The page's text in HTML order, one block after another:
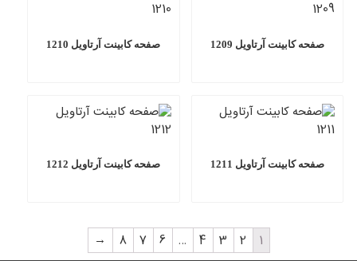
صفحه کابینت آرتاویل 1209 صفحه کابینت آرتاویل 1210
صفحه کابینت آرتاویل 1211 صفحه کابینت آرتاویل 1212
1
2
3
4
…
6
7
8
→